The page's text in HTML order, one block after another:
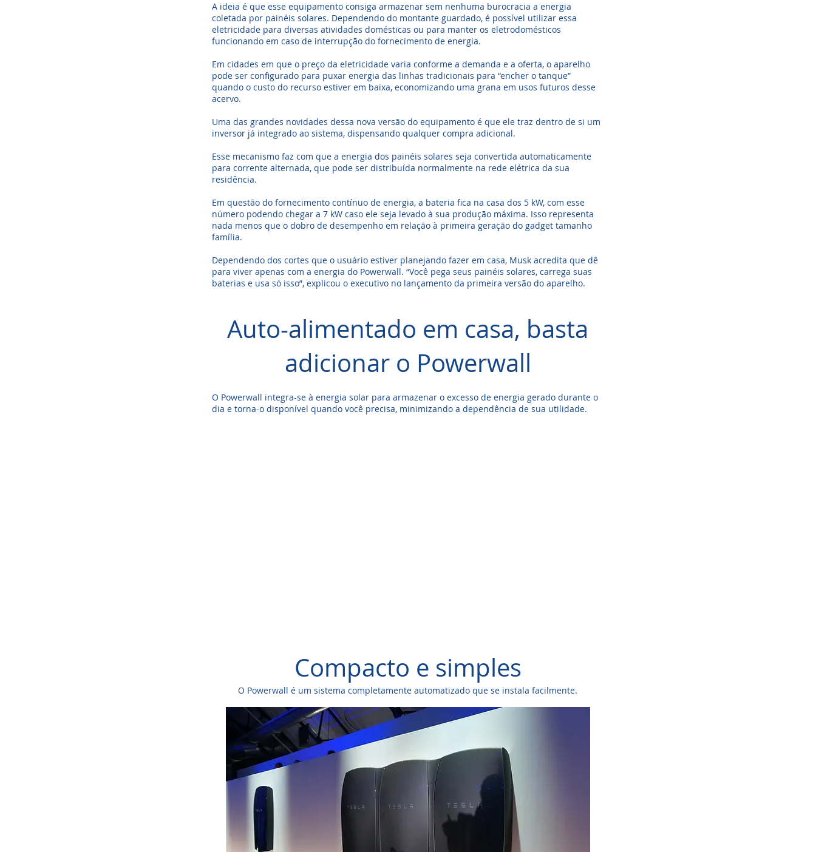
A ideia é que esse equipamento consiga armazenar sem nenhuma burocracia a energia
coletada por painéis solares. Dependendo do montante guardado, é possível utilizar essa
eletricidade para diversas atividades domésticas ou para manter os eletrodomésticos
funcionando em caso de interrupção do fornecimento de energia.
Em cidades em que o preço da eletricidade varia conforme a demanda e a oferta, o aparelho
pode ser configurado para puxar energia das linhas tradicionais para “encher o tanque”
quando o custo do recurso estiver em baixa, economizando uma grana em usos futuros desse
acervo.
Uma das grandes novidades dessa nova versão do equipamento é que ele traz dentro de si um
inversor já integrado ao sistema, dispensando qualquer compra adicional.
Esse mecanismo faz com que a energia dos painéis solares seja convertida automaticamente
para corrente alternada, que pode ser distribuída normalmente na rede elétrica da sua
residência.
Em questão do fornecimento contínuo de energia, a bateria fica na casa dos 5 kW, com esse
número podendo chegar a 7 kW caso ele seja levado à sua produção máxima. Isso representa
nada menos que o dobro de desempenho em relação à primeira geração do gadget tamanho
família.
Dependendo dos cortes que o usuário estiver planejando fazer em casa, Musk acredita que dê
para viver apenas com a energia do Powerwall. “Você pega seus painéis solares, carrega suas
baterias e usa só isso”, explicou o executivo no lançamento da primeira versão do aparelho.
Auto-alimentado em casa, basta
adicionar o Powerwall
O Powerwall integra-se à energia solar para armazenar o excesso de energia gerado durante o
dia e torna-o disponível quando você precisa, minimizando a dependência de sua utilidade.
Compacto e simples
O Powerwall é um sistema completamente automatizado que se instala facilmente.